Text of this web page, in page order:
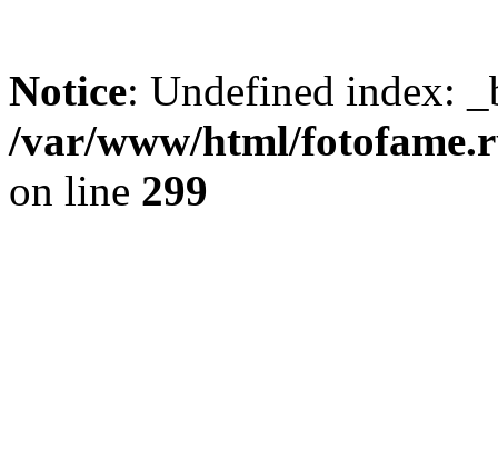
Notice: Undefined index:
/var/www/html/
on line 299